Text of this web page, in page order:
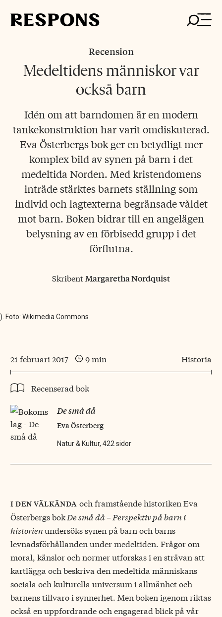
Recension
Medeltidens människor var
också barn
Idén om att barndomen är en modern
tankekonstruktion har varit omdiskuterad.
Eva Österbergs bok ger en betydligt mer
komplex bild av synen på barn i det
medeltida Norden. Med kristendomens
inträde stärktes barnets ställning som
individ och lagtexterna begränsade våldet
mot barn. Boken bidrar till en angelägen
belysning av en förbisedd grupp i det
förflutna.
SkribentMargaretha Nordquist
Foto: Wikimedia Commons
21 februari 2017 9 min Historia
Recenserad bok
De små då
Eva Österberg
Natur & Kultur, 422 sidor
i den välkända och framstående historiken Eva
Österbergs bokDe små då – Perspektiv på barn i
historienundersöks synen på barn och barns
levnadsförhållanden under medeltiden. Frågor om
moral, känslor och normer utforskas i en strävan att
kartlägga och beskriva den medeltida människans
sociala och kulturella universum i allmänhet och
barnens tillvaro i synnerhet. Men boken igenom riktas
också en uppfordrande och engagerad blick på vår